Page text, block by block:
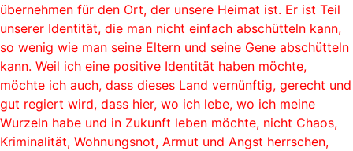
übernehmen für den Ort, der unsere Heimat ist. Er ist Teil
unserer Identität, die man nicht einfach abschütteln kann,
so wenig wie man seine Eltern und seine Gene abschütteln
kann. Weil ich eine positive Identität haben möchte,
möchte ich auch, dass dieses Land vernünftig, gerecht und
gut regiert wird, dass hier, wo ich lebe, wo ich meine
Wurzeln habe und in Zukunft leben möchte, nicht Chaos,
Kriminalität, Wohnungsnot, Armut und Angst herrschen,